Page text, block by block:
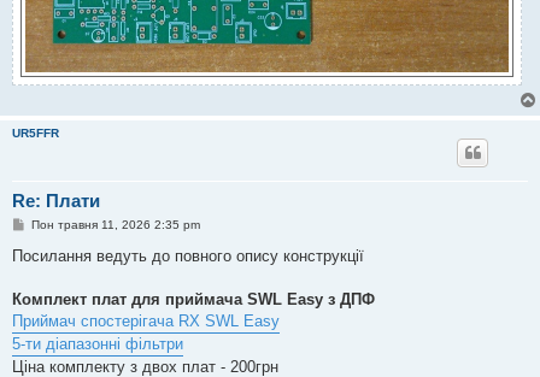
UR5FFR
Re: Плати
П
в
о
л
е
н
н
Пон травня 11, 2026 2:35 pm
Посилання ведуть до повного опису конструкції
Комплект плат для приймача SWL Easy з ДПФ
Приймач спостерігача RX SWL Easy
5-ти діапазонні фільтри
Ціна комплекту з двох плат - 200грн